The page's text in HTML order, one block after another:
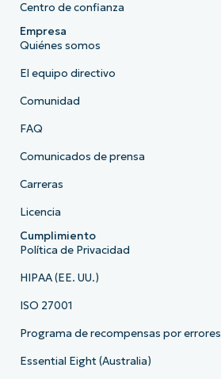
Centro de confianza
Empresa
Quiénes somos
El equipo directivo
Comunidad
FAQ
Comunicados de prensa
Carreras
Licencia
Cumplimiento
Política de Privacidad
HIPAA (EE. UU.)
ISO 27001
Programa de recompensas por errores
Essential Eight (Australia)